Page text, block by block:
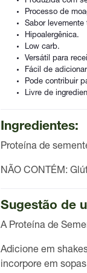
Processo de
Sabor
Hipoalergênica.
Low carb.
Versátil para
Fácil de
Pode contribuir
Livre de
Ingredientes:
Proteína de
NÃO CONTÉM:
Sugestão de
A Proteína de
Adicione em
incorpore em